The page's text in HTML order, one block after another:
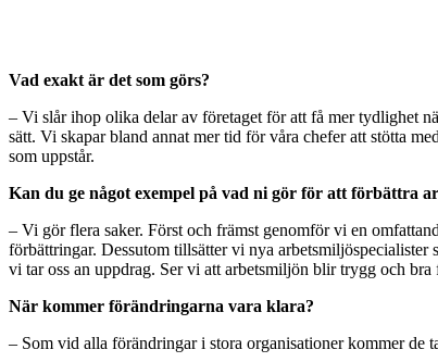
Vad exakt är det som görs?
– Vi slår ihop olika delar av företaget för att få mer tydlighet
sätt. Vi skapar bland annat mer tid för våra chefer att stötta
som uppstår.
Kan du ge något exempel på vad ni gör för att förbättra
– Vi gör flera saker. Först och främst genomför vi en
förbättringar. Dessutom tillsätter vi nya
vi tar oss an uppdrag. Ser vi att arbetsmiljön blir trygg och
När kommer förändringarna vara klara?
– Som vid alla förändringar i stora organisationer kommer de